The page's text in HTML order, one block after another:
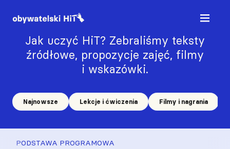
Jak uczyć HiT? Zebraliśmy teksty
źródłowe, propozycje zajęć, filmy
i wskazówki.
Najnowsze Lekcje i ćwiczenia Filmy i nagrania
PODSTAWA PROGRAMOWA